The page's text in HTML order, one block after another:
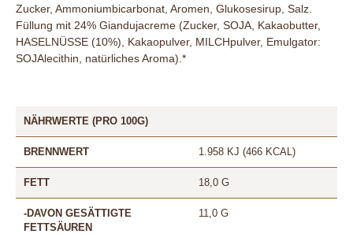
Zucker, Ammoniumbicarbonat, Aromen, Glukosesirup, Salz.
Füllung mit 24% Giandujacreme (Zucker, SOJA, Kakaobutter,
HASELNÜSSE (10%), Kakaopulver, MILCHpulver, Emulgator:
SOJAlecithin, natürliches Aroma).*
NÄHRWERTE (PRO 100G)
BRENNWERT 1.958 KJ (466 KCAL)
FETT 18,0 G
-DAVON GESÄTTIGTE
FETTSÄUREN
11,0 G